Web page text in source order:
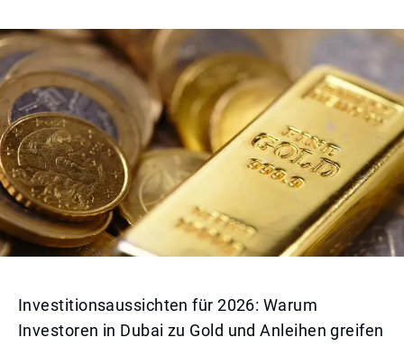
Investitionsaussichten für 2026: Warum
Investoren in Dubai zu Gold und Anleihen greifen